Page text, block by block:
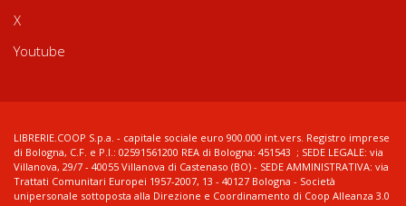
X
Youtube
LIBRERIE.COOP S.p.a. - capitale sociale euro 900.000 int.vers. Registro imprese
di Bologna, C.F. e P.I.: 02591561200 REA di Bologna: 451543 ; SEDE LEGALE: via
Villanova, 29/7 - 40055 Villanova di Castenaso (BO) - SEDE AMMINISTRATIVA: via
Trattati Comunitari Europei 1957-2007, 13 - 40127 Bologna - Società
unipersonale sottoposta alla Direzione e Coordinamento di Coop Alleanza 3.0